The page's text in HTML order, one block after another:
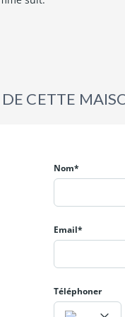
deux (02)
ou tout autre
CETTE
Nom*
Email*
Téléphoner